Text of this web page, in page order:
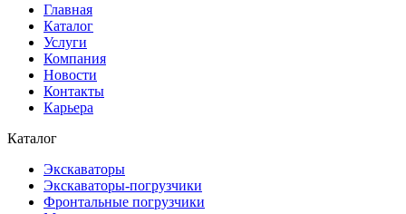
Главная
Каталог
Услуги
Компания
Новости
Контакты
Карьера
Каталог
Экскаваторы
Экскаваторы-погрузчики
Фронтальные погрузчики